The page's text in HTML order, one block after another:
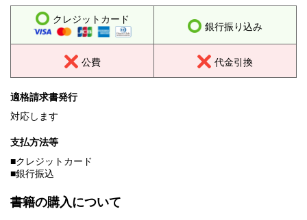
クレジットカード
銀行振り込み
公費 代金引換
適格請求書発行
対応します
支払方法等
■クレジットカード
■銀行振込
書籍の購入について